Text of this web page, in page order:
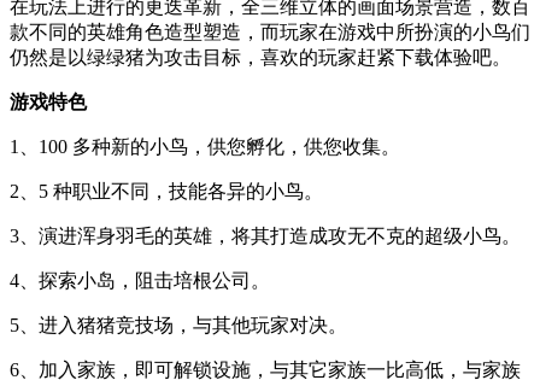
在玩法上进行的更迭革新，全三维立体的画面场景营造，数百
款不同的英雄角色造型塑造，而玩家在游戏中所扮演的小鸟们
仍然是以绿绿猪为攻击目标，喜欢的玩家赶紧下载体验吧。
游戏特色
1、100 多种新的小鸟，供您孵化，供您收集。
2、5 种职业不同，技能各异的小鸟。
3、演进浑身羽毛的英雄，将其打造成攻无不克的超级小鸟。
4、探索小岛，阻击培根公司。
5、进入猪猪竞技场，与其他玩家对决。
6、加入家族，即可解锁设施，与其它家族一比高低，与家族